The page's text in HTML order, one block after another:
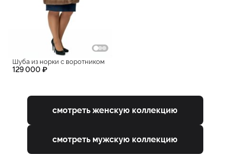
Шуба из норки с воротником
129 000 ₽
смотреть женскую коллекцию
смотреть мужскую коллекцию